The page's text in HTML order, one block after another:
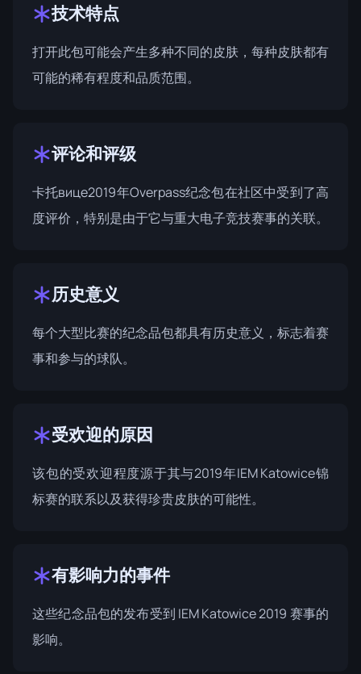
技术特点
打开此包可能会产生多种不同的皮肤，每种皮肤都有
可能的稀有程度和品质范围。
评论和评级
卡托вице2019年Overpass纪念包在社区中受到了高
度评价，特别是由于它与重大电子竞技赛事的关联。
历史意义
每个大型比赛的纪念品包都具有历史意义，标志着赛
事和参与的球队。
受欢迎的原因
该包的受欢迎程度源于其与2019年IEM Katowice锦
标赛的联系以及获得珍贵皮肤的可能性。
有影响力的事件
这些纪念品包的发布受到 IEMKatowice 2019 赛事的
影响。